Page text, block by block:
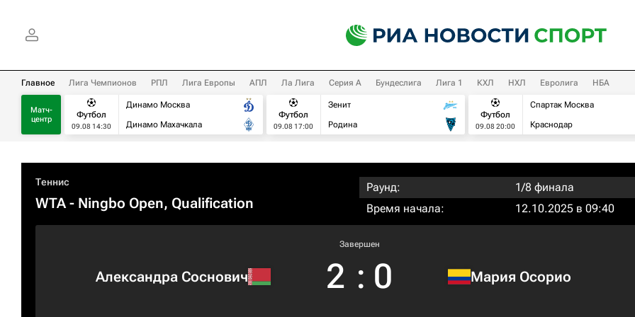
Главное Лига Чемпионов РПЛ Лига Европы АПЛ Ла Лига Серия А Бундеслига Лига 1 КХЛ НХЛ Евролига НБА
Матч-
центр
Футбол
09.08 14:30
Динамо Москва
Динамо Махачкала
Футбол
09.08 17:00
Зенит
Родина
Футбол
09.08 20:00
Спартак Москва
Краснодар
Теннис
WTA- Ningbo Open, Qualification
Раунд:
1/8 финала
Время начала:
12.10.2025 в 09:40
Александра Соснович
Завершен
2 : 0 Мария Осорио